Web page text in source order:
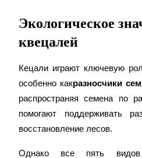
Авто Инвест
Экологическое
квецалей
Кецали играют ключевую
особенно какразносчики
распространяя семена по
помогают поддерживать
восстановление лесов.
Однако все пять видов